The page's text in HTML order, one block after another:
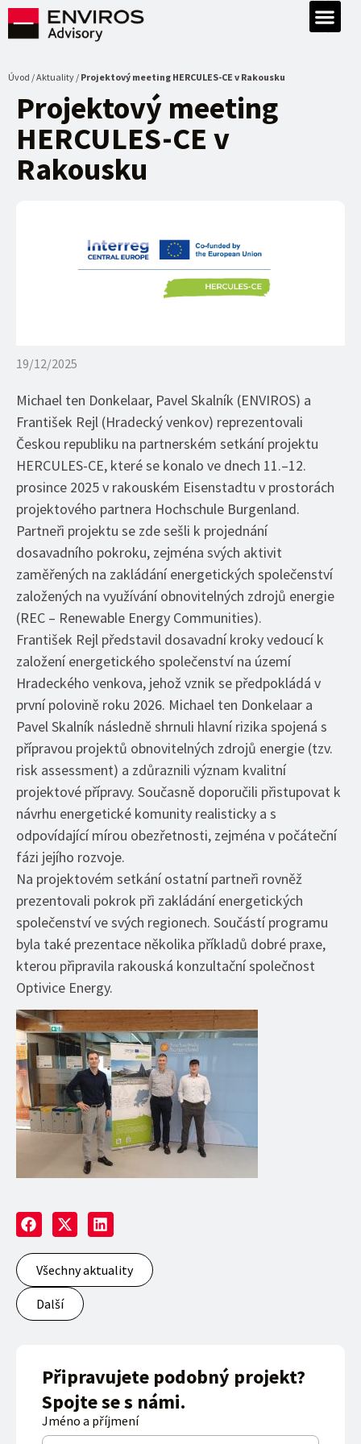
Úvod / Aktuality / Projektový meeting HERCULES-CE v Rakousku
Projektový meeting
HERCULES-CE v
Rakousku
19/12/2025
Michael ten Donkelaar, Pavel Skalník (ENVIROS) a
František Rejl (Hradecký venkov) reprezentovali
Českou republiku na partnerském setkání projektu
HERCULES-CE, které se konalo ve dnech 11.–12.
prosince 2025 v rakouském Eisenstadtu v prostorách
projektového partnera Hochschule Burgenland.
Partneři projektu se zde sešli k projednání
dosavadního pokroku, zejména svých aktivit
zaměřených na zakládání energetických společenství
založených na využívání obnovitelných zdrojů energie
(REC – Renewable Energy Communities).
František Rejl představil dosavadní kroky vedoucí k
založení energetického společenství na území
Hradeckého venkova, jehož vznik se předpokládá v
první polovině roku 2026. Michael ten Donkelaar a
Pavel Skalník následně shrnuli hlavní rizika spojená s
přípravou projektů obnovitelných zdrojů energie (tzv.
risk assessment) a zdůraznili význam kvalitní
projektové přípravy. Současně doporučili přistupovat k
návrhu energetické komunity realisticky a s
odpovídající mírou obezřetnosti, zejména v počáteční
fázi jejího rozvoje.
Na projektovém setkání ostatní partneři rovněž
prezentovali pokrok při zakládání energetických
společenství ve svých regionech. Součástí programu
byla také prezentace několika příkladů dobré praxe,
kterou připravila rakouská konzultační společnost
Optivice Energy.
Všechny aktuality
Další
Připravujete podobný projekt?
Spojte se s námi.
Jméno a příjmení